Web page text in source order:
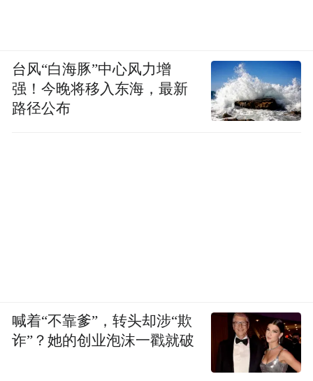
台风“白海豚”中心风力增
强！今晚将移入东海，最新
路径公布
喊着“不靠爹”，转头却涉“欺
诈”？她的创业泡沫一戳就破